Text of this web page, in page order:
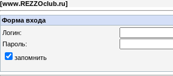
[www.REZZOclub.ru]
Форма входа
Логин:
Пароль:
запомнить